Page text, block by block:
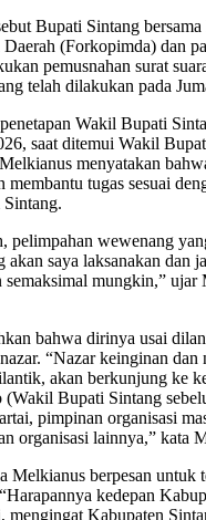
Bupati Sintang
(Forkopimda) dan
pemusnahan surat
telah dilakukan pada
Wakil Bupati
saat ditemui Wakil
menyatakan
tugas sesuai
pelimpahan wewenang
saya laksanakan dan
semaksimal mungkin,” ujar
bahwa dirinya usai
“Nazar keinginan dan
akan berkunjung ke
Bupati Sintang
pimpinan organisasi
organisasi lainnya,” kata
Melkianus berpesan untuk
kedepan
mengingat Kabupaten